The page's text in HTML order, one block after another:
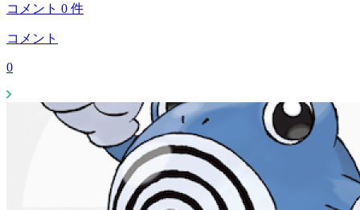
コメント 0 件
コメント
0